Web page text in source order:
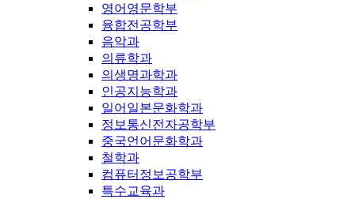
영어영문학부
융합전공학부
음악과
의류학과
의생명과학과
인공지능학과
일어일본문화학과
정보통신전자공학부
중국언어문화학과
철학과
컴퓨터정보공학부
특수교육과